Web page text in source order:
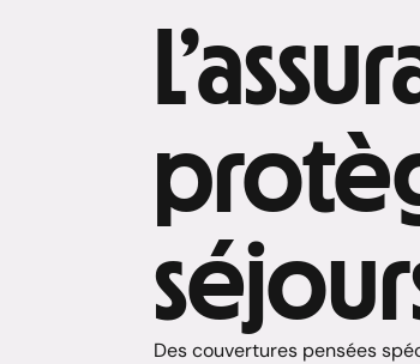
Des couvertures pensées